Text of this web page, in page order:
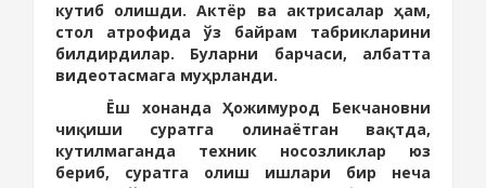
кутиб олишди. Актёр ва актрисалар ҳам,
стол атрофида ўз байрам табрикларини
билдирдилар. Буларни барчаси, албатта
видеотасмага муҳрланди.
Ёш хонанда Ҳожимурод Бекчановни
чиқиши суратга олинаётган вақтда,
кутилмаганда техник носозликлар юз
бериб, суратга олиш ишлари бир неча